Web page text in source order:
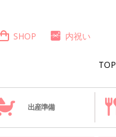
TOP
SHOP 内祝い
出産準備